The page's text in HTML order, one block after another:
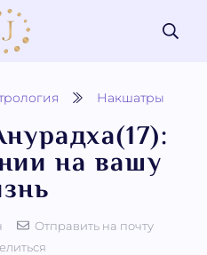
Накшатры
на вашу
Отправить на почту